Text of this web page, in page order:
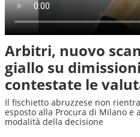
Arbitri, nuovo
giallo su
contestate le
Il fischietto abruzzese non
esposto alla Procura di Milano e
modalità della decisione